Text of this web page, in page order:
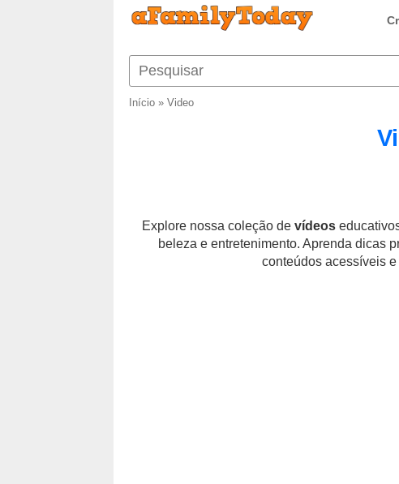
Início» Video
Explore nossa coleção de vídeos
beleza e entretenimento. Aprenda dicas
conteúdos acessíveis